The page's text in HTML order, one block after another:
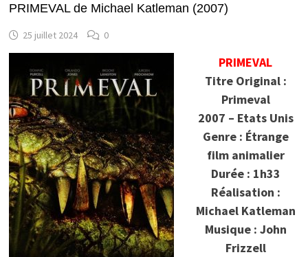
PRIMEVAL de Michael Katleman (2007)
25 juillet 2024 0
PRIMEVAL
Titre Original :
Primeval
2007 – Etats Unis
Genre : Étrange
film animalier
Durée : 1h33
Réalisation :
Michael Katleman
Musique : John
Frizzell